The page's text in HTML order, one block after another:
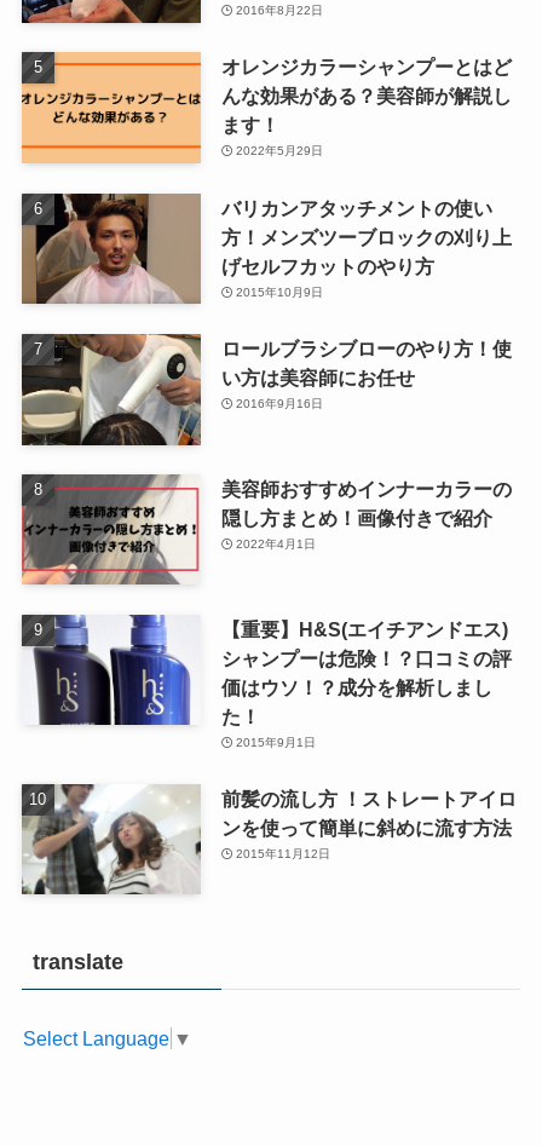
2016年8月22日
オレンジカラーシャンプーとはど
んな効果がある？美容師が解説し
ます！
2022年5月29日
バリカンアタッチメントの使い
方！メンズツーブロックの刈り上
げセルフカットのやり方
2015年10月9日
ロールブラシブローのやり方！使
い方は美容師にお任せ
2016年9月16日
美容師おすすめインナーカラーの
隠し方まとめ！画像付きで紹介
2022年4月1日
【重要】H&S(エイチアンドエス)
シャンプーは危険！？口コミの評
価はウソ！？成分を解析しまし
た！
2015年9月1日
前髪の流し方 ！ストレートアイロ
ンを使って簡単に斜めに流す方法
2015年11月12日
translate
Select Language ▼